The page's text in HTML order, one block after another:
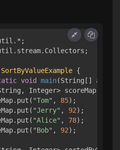
SortByValueExample {
void main(String[] args)
Integer> scoreMap =
"Tom" , 85);
"Jerry" , 92);
"Alice" , 78);
"Bob" , 92);